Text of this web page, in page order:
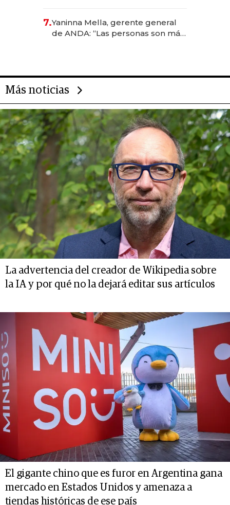
7.Yaninna Mella, gerente general
de ANDA: “Las personas son más
Más noticias
La advertencia del creador de Wikipedia sobre
la IA y por qué no la dejará editar sus artículos
El gigante chino que es furor en Argentina gana
mercado en Estados Unidos y amenaza a
tiendas históricas de ese país